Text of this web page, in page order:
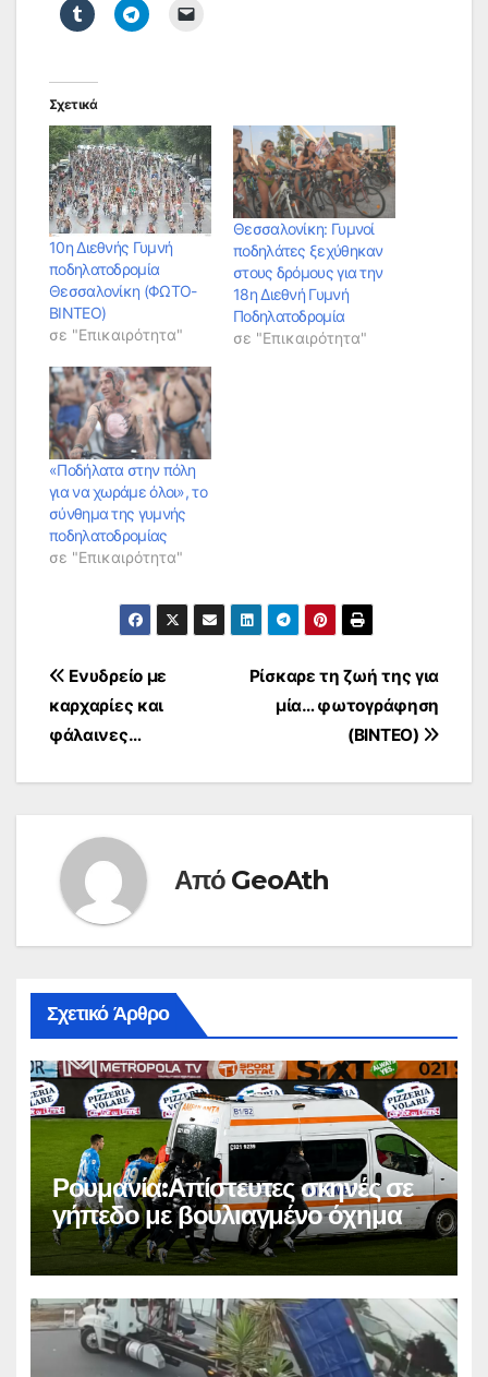
Σχετικά
10η Διεθνής Γυμνή
ποδηλατοδρομία
Θεσσαλονίκη (ΦΩΤΟ-
ΒΙΝΤΕΟ)
σε "Επικαιρότητα"
Θεσσαλονίκη: Γυμνοί
ποδηλάτες ξεχύθηκαν
στους δρόμους για την
18η Διεθνή Γυμνή
Ποδηλατοδρομία
σε "Επικαιρότητα"
«Ποδήλατα στην πόλη
για να χωράμε όλοι», το
σύνθημα της γυμνής
ποδηλατοδρομίας
σε "Επικαιρότητα"
Πλοήγηση
άρθρων
Ρίσκαρε τη ζωή της για
μία… φωτογράφηση
(BINTEO)
Ενυδρείο με
καρχαρίες και
φάλαινες…
Από GeoAth
Σχετικό Άρθρο
Ρουμανία:Απίστευτες σκηνές σε
γήπεδο με βουλιαγμένο όχημα